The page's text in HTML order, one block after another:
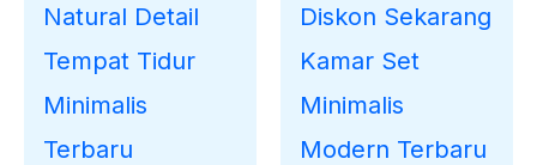
Natural Detail
Tempat Tidur
Minimalis
Terbaru
Diskon Sekarang
Kamar Set
Minimalis
Modern Terbaru